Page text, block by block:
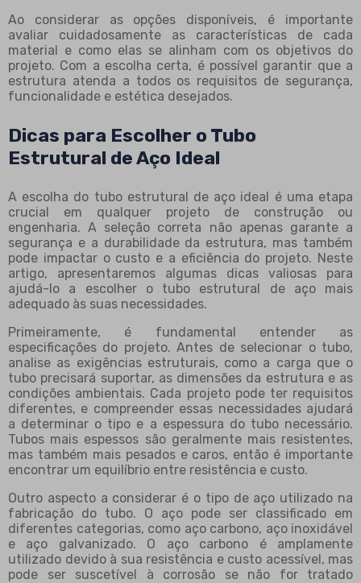
Ao considerar as opções disponíveis, é importante
avaliar cuidadosamente as características de cada
material e como elas se alinham com os objetivos do
projeto. Com a escolha certa, é possível garantir que a
estrutura atenda a todos os requisitos de segurança,
funcionalidade e estética desejados.
Dicas para Escolher o Tubo
Estrutural de Aço Ideal
A escolha do tubo estrutural de aço ideal é uma etapa
crucial em qualquer projeto de construção ou
engenharia. A seleção correta não apenas garante a
segurança e a durabilidade da estrutura, mas também
pode impactar o custo e a eficiência do projeto. Neste
artigo, apresentaremos algumas dicas valiosas para
ajudá-lo a escolher o tubo estrutural de aço mais
adequado às suas necessidades.
Primeiramente, é fundamental entender as
especificações do projeto. Antes de selecionar o tubo,
analise as exigências estruturais, como a carga que o
tubo precisará suportar, as dimensões da estrutura e as
condições ambientais. Cada projeto pode ter requisitos
diferentes, e compreender essas necessidades ajudará
a determinar o tipo e a espessura do tubo necessário.
Tubos mais espessos são geralmente mais resistentes,
mas também mais pesados e caros, então é importante
encontrar um equilíbrio entre resistência e custo.
Outro aspecto a considerar é o tipo de aço utilizado na
fabricação do tubo. O aço pode ser classificado em
diferentes categorias, como aço carbono, aço inoxidável
e aço galvanizado. O aço carbono é amplamente
utilizado devido à sua resistência e custo acessível, mas
pode ser suscetível à corrosão se não for tratado